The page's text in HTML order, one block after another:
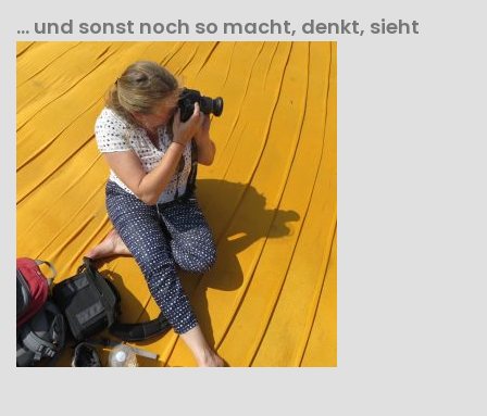
… und sonst noch so macht, denkt, sieht